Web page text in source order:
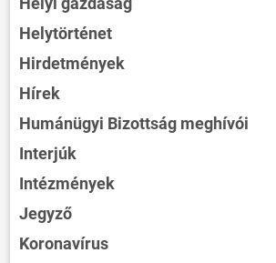
Helytörténet
Hirdetmények
Hírek
Humánügyi Bizottság meghívói
Interjúk
Intézmények
Jegyző
Koronavírus